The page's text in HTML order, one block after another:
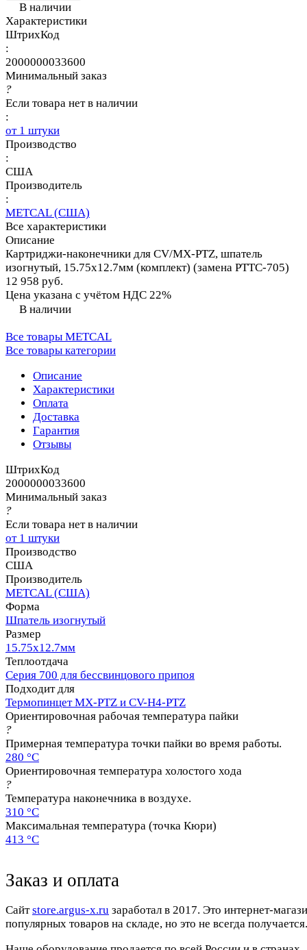
В наличии
Характеристики
ШтрихКод
:
2000000033600
Минимальный заказ
?
Если товара нет в наличии
:
от 1 штуки
Производство
:
США
Производитель
:
METCAL (США)
Все характеристики
Описание
Картриджи-наконечники для CV/MX-PTZ, шпатель
изогнутый, 15.75х12.7мм (комплект) (замена PTTC-705)
12 958 руб.
Цена указана с учётом НДС 22%
В наличии
Все товары METCAL
Все товары категории
Описание
Характеристики
Оплата
Доставка
Гарантия
Отзывы
ШтрихКод
2000000033600
Минимальный заказ
?
Если товара нет в наличии
от 1 штуки
Производство
США
Производитель
METCAL (США)
Форма
Шпатель изогнутый
Размер
15.75х12.7мм
Теплоотдача
Серия 700 для бессвинцового припоя
Подходит для
Термопинцет MX-PTZ и CV-H4-PTZ
Ориентировочная рабочая температура пайки
?
Примерная температура точки пайки во время работы.
280 °C
Ориентировочная температура холостого хода
?
Температура наконечника в воздухе.
310 °C
Максимальная температура (точка Кюри)
413 °C
Заказ и оплата
Cайтstore.argus-x.ru заработал в 2017. Это интернет-
популярных товаров на складе, но это не всегда